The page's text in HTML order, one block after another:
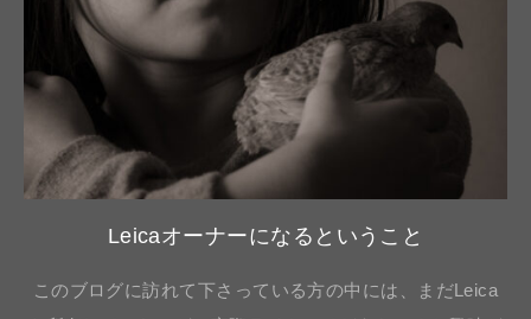
Leicaオーナーになるということ
このブログに訪れて下さっている方の中には、まだLeica